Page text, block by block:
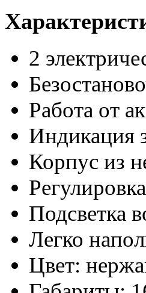
2
Работа от
Индикация
Корпус из
Подсветка
Легко
Цвет: